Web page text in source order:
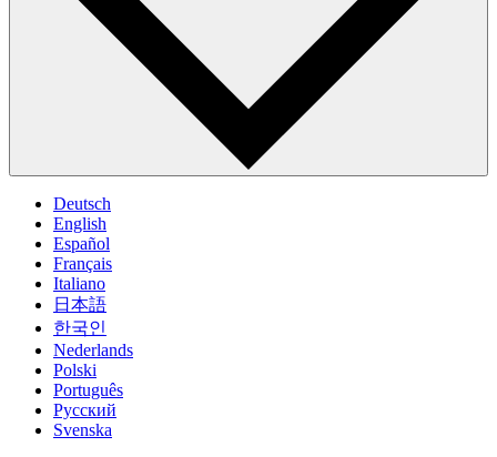
Deutsch
English
Español
Français
Italiano
日本語
한국인
Nederlands
Polski
Português
Pусский
Svenska